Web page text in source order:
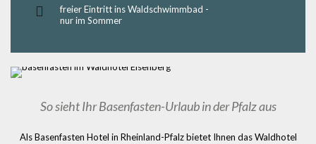
freier Eintritt ins Waldschwimmbad -
nur im Sommer
So sieht Ihr Basenfasten-Urlaub in der Pfalz aus
Als Basenfasten Hotel in Rheinland-Pfalz bietet Ihnen das Waldhotel